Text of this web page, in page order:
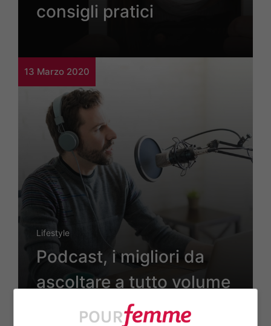
consigli pratici
13 Marzo 2020
Lifestyle
Podcast, i migliori da
ascoltare a tutto volume